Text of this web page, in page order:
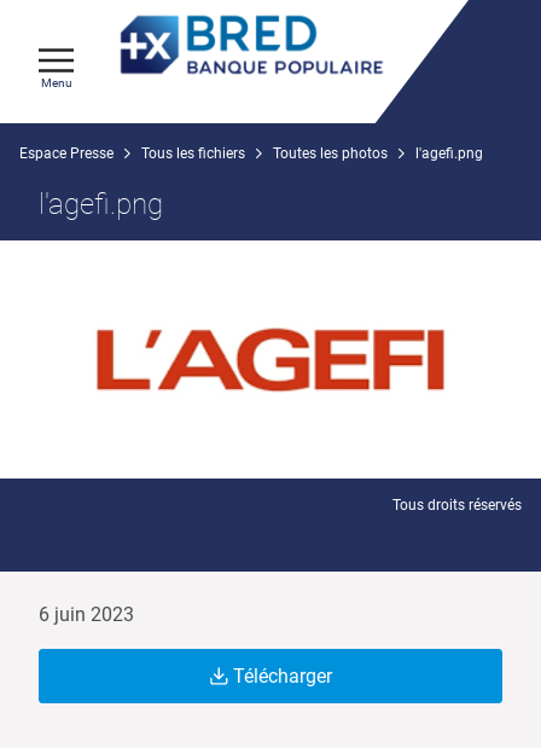
Menu
Espace Presse Tous les fichiers Toutes les photos l'agefi.png
6 juin 2023
Télécharger
l'agefi.png
Tous droits réservés